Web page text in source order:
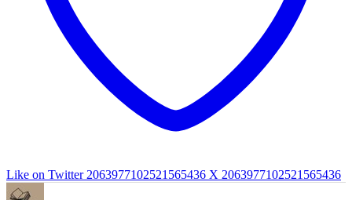
Like on Twitter 2063977102521565436 X 2063977102521565436